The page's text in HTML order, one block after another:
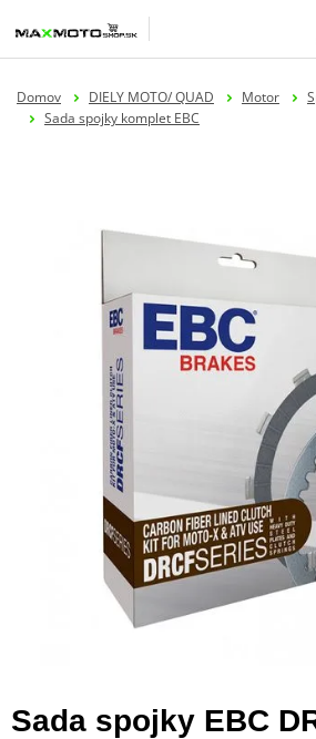
Domov DIELY MOTO/ QUAD Motor
Sada spojky komplet EBC
Sada spojky EBC